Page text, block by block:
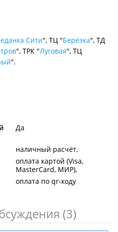
Сити", ТЦ "Берёзка", ТД
", ТРК "Луговая", ТЦ
".
Да
наличный расчёт
оплата картой (Visa,
MasterCard, МИР)
оплата по qr-коду
(3)